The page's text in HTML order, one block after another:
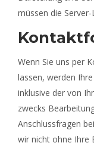
müssen die
Wenn Sie uns per
lassen, werden
inklusive der von
zwecks
Anschlussfragen
wir nicht ohne Ihre